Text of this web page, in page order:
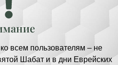
всем пользователям – не
Шабат и в дни Еврейских